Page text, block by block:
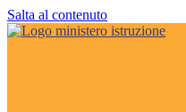
Salta al contenuto